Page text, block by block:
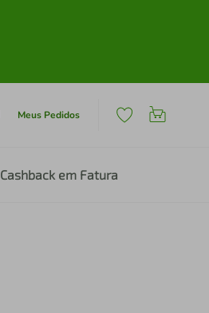
Meus Pedidos
Cashback em Fatura